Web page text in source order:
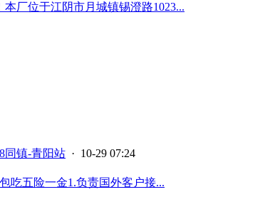
厂位于江阴市月城镇锡澄路1023...
同镇-青阳站 · 10-29 07:24
吃五险一金1.负责国外客户接...